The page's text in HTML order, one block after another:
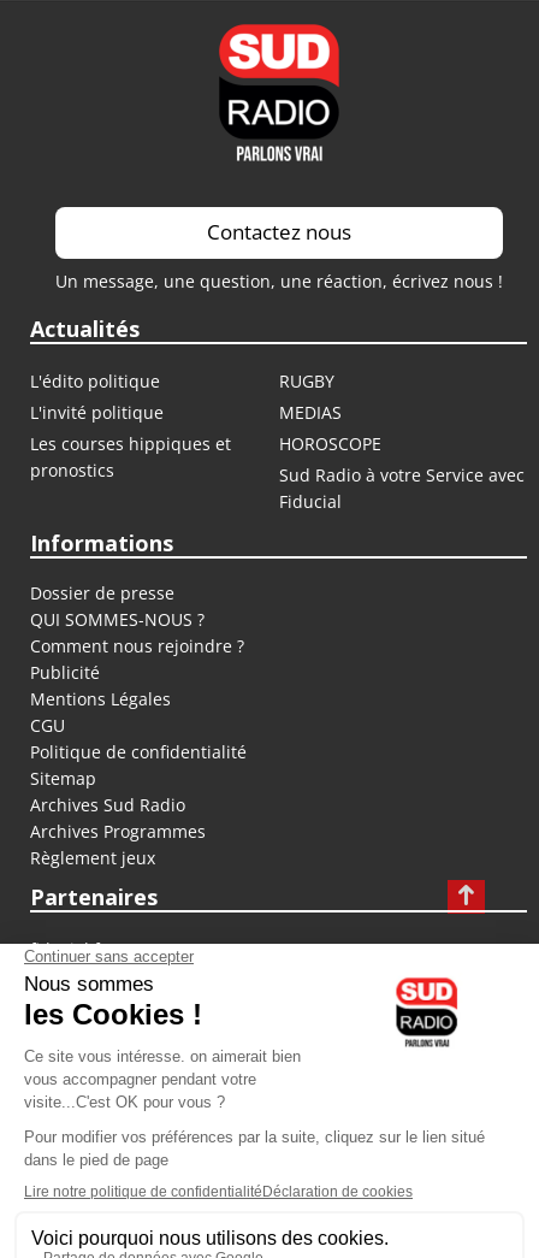
Contactez nous
Un message, une question, une réaction, écrivez nous !
Actualités
L'édito politique
RUGBY
L'invité politique
MEDIAS
Les courses hippiques et
pronostics
HOROSCOPE
Sud Radio à votre Service avec
Fiducial
Informations
Dossier de presse
QUI SOMMES-NOUS ?
Comment nous rejoindre ?
Publicité
Mentions Légales
CGU
Politique de confidentialité
Sitemap
Archives Sud Radio
Archives Programmes
Règlement jeux
Partenaires
fiducial.fr
lyoncapitale.fr
olympique-et-lyonnais.com
L'application Iphone / Android
Téléchargez l'application
Les cookies
Gestion des cookies